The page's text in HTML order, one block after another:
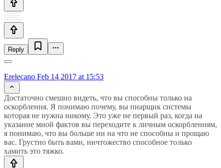
Reply
Erelecano Feb 14 2017 at 15:53
Достаточно смешно видеть, что вы способны только на
оскорбления. Я понимаю почему, вы пиарщик системы
которая не нужна никому. Это уже не первый раз, когда на
указание мной фактов вы переходите к личным оскорблениям,
я понимаю, что вы больше ни на что не способны и прощаю
вас. Грустно быть вами, ничтожество способное только
хамить это тяжко.